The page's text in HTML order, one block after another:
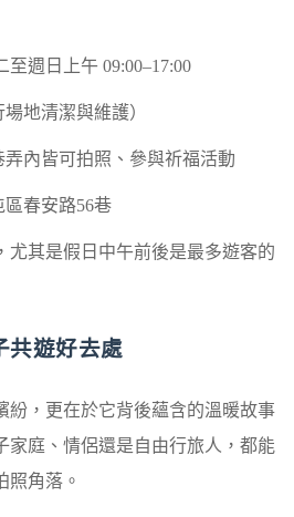
至週日上午 09:00–17:00
地清潔與維護）
內皆可拍照、參與祈福活動
區春安路56巷
尤其是假日中午前後是最多遊客的
共遊好去處
紛，更在於它背後蘊含的溫暖故事
家庭、情侶還是自由行旅人，都能
照角落。